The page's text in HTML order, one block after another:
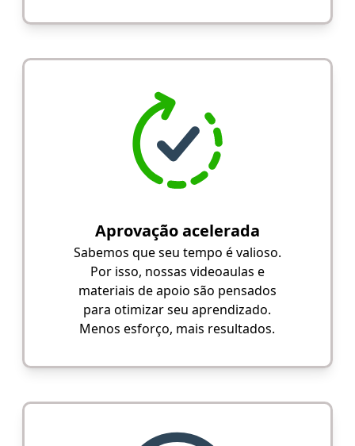
Aprovação acelerada
Sabemos que seu tempo é valioso.
Por isso, nossas videoaulas e
materiais de apoio são pensados
para otimizar seu aprendizado.
Menos esforço, mais resultados.